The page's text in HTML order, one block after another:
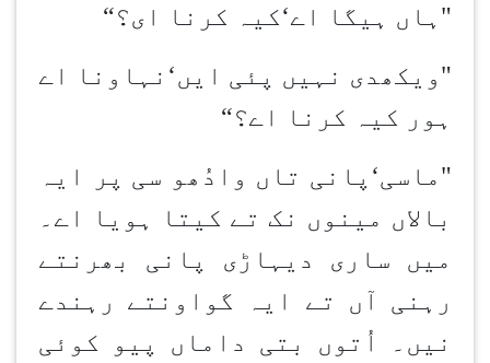
"ہاں ہیگا اے‘کیہ کرنا ای؟“
"ویکھدی نہیں پئی ایں‘ نہاونا اے
ہور کیہ کرنا اے؟“
"ماسی‘ پانی تاں وادُھو سی پر ایہ
بالاں مینوں نک تے کیتا ہویا اے۔
میں ساری دیہاڑی پانی بھرن تے
رہنی آں تے ایہ گواون تے رہندے
نیں۔ اُتوں بتی داماں پیو کوئی